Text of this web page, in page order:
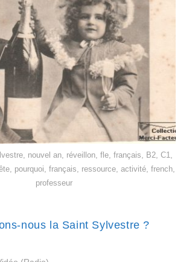
nouvel an, réveillon, fle, français, B2, C1,
pourquoi, français, ressource, activité, french,
professeur
nous la Saint Sylvestre ?